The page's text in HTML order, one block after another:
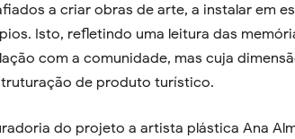
a criar obras de arte, a instalar em
Isto, refletindo uma leitura das
com a comunidade, mas cuja
de produto turístico.
do projeto a artista plástica Ana